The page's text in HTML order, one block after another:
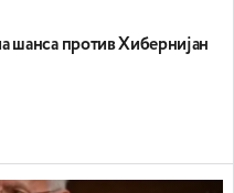
шанса против Хибернијан